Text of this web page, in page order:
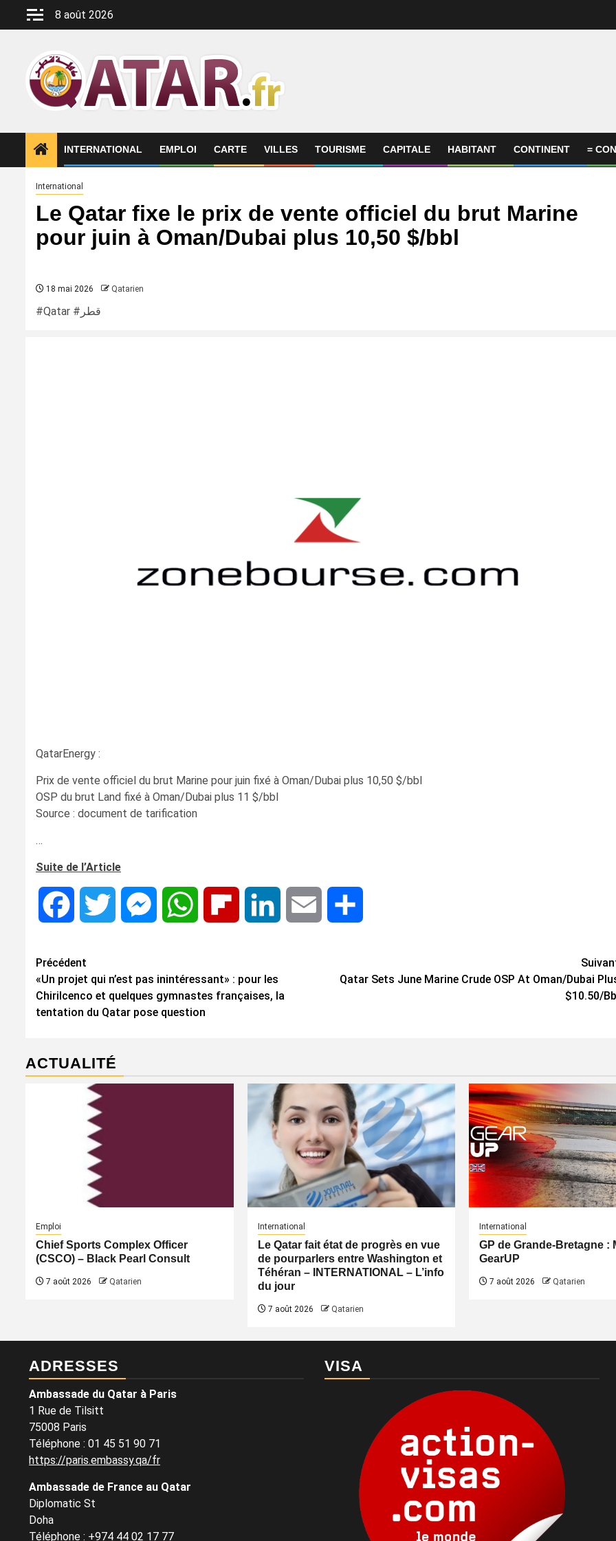
8 août 2026
INTERNATIONAL EMPLOI CARTE VILLES TOURISME CAPITALE HABITANT CONTINENT =
International
Le Qatar fixe le prix de vente officiel du brut Marine
pour juin à Oman/Dubai plus 10,50 $/bbl
18 mai 2026 Qatarien
#Qatar #قطر
QatarEnergy :
Prix de vente officiel du brut Marine pour juin fixé à Oman/Dubai plus 10,50 $/bbl
OSP du brut Land fixé à Oman/Dubai plus 11 $/bbl
Source : document de tarification
…
Suite de l’Article
Facebook Twitter MessengerWhatsApp Flipboard LinkedIn Email
Navigation
d’article
Précédent
«Un projet qui n’est pas inintéressant» : pour les
Chirilcenco et quelques gymnastes françaises, la
tentation du Qatar pose question
Qatar Sets June Marine Crude OSP At Oman/Dubai
$10.50/Bbl
ACTUALITÉ
Emploi
Chief Sports Complex Officer
(CSCO) – Black Pearl Consult
7 août 2026 Qatarien
International
Le Qatar fait état de progrès en vue
de pourparlers entre Washington et
Téhéran – INTERNATIONAL – L’info
du jour
7 août 2026 Qatarien
International
GP de Grande-Bretagne :
GearUP
7 août 2026 Qatarien
ADRESSES
Ambassade du Qatar à Paris
1 Rue de Tilsitt
75008 Paris
Téléphone : 01 45 51 90 71
https://paris.embassy.qa/fr
Ambassade de France au Qatar
Diplomatic St
Doha
Téléphone : +974 44 02 17 77
VISA